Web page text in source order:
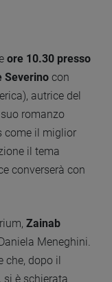
ore 10.30 presso
Severino con
autrice del
romanzo
come il miglior
il tema
converserà con
Zainab
Meneghini.
che, dopo il
si è schierata